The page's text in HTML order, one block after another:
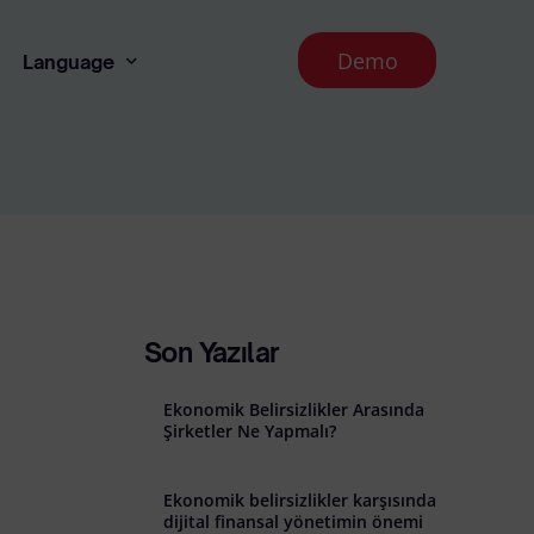
Language Demo
Son Yazılar
Ekonomik Belirsizlikler Arasında
Şirketler Ne Yapmalı?
Ekonomik belirsizlikler karşısında
dijital finansal yönetimin önemi